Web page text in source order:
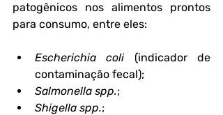
patogênicos nos alimentos prontos
para consumo, entre eles:
Escherichia coli (indicador de
contaminação fecal);
Salmonella spp.;
Shigella spp.;